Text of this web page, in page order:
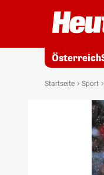
Österreich
Startseite Sport